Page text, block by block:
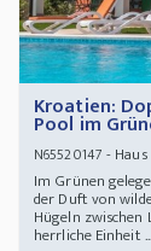
Kroatien:
Pool im
N65520147 - Haus
Im Grünen
der Duft von
Hügeln zwischen
herrliche Einheit ...